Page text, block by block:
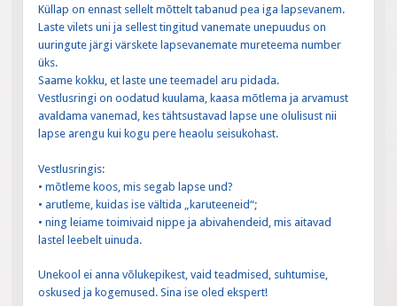
Küllap on ennast sellelt mõttelt tabanud pea iga lapsevanem.
Laste vilets uni ja sellest tingitud vanemate unepuudus on
uuringute järgi värskete lapsevanemate mureteema number
üks.
Saame kokku, et laste une teemadel aru pidada.
Vestlusringi on oodatud kuulama, kaasa mõtlema ja arvamust
avaldama vanemad, kes tähtsustavad lapse une olulisust nii
lapse arengu kui kogu pere heaolu seisukohast.
Vestlusringis:
• mõtleme koos, mis segab lapse und?
• arutleme, kuidas ise vältida „karuteeneid“;
• ning leiame toimivaid nippe ja abivahendeid , mis aitavad
lastel leebelt uinuda.
Unekool ei anna võlukepikest, vaid teadmised, suhtumise,
oskused ja kogemused. Sina ise oled ekspert!